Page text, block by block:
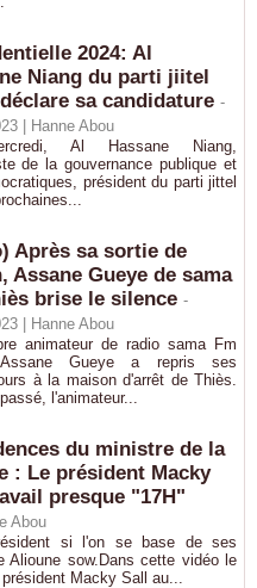
2024: Al
Niang du parti jiitel
sa candidature -
|
Hanne Abou
Al Hassane Niang,
de la gouvernance publique et
président du parti jittel
Après sa sortie de
Assane Gueye de sama
brise le silence -
|
Hanne Abou
animateur de radio sama Fm
Gueye a repris ses
à la maison d'arrêt de Thiès.
l'animateur...
du ministre de la
: Le président Macky
presque "17H"
Abou
si l'on se base de ses
Alioune sow.Dans cette vidéo le
Macky Sall au...